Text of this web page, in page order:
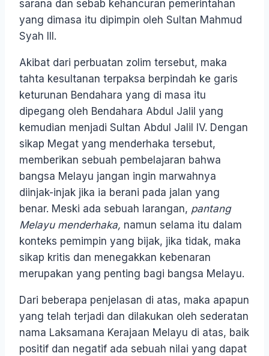
sarana dan sebab kehancuran pemerintahan
yang dimasa itu dipimpin oleh Sultan Mahmud
Syah III.
Akibat dari perbuatan zolim tersebut, maka
tahta kesultanan terpaksa berpindah ke garis
keturunan Bendahara yang di masa itu
dipegang oleh Bendahara Abdul Jalil yang
kemudian menjadi Sultan Abdul Jalil IV. Dengan
sikap Megat yang menderhaka tersebut,
memberikan sebuah pembelajaran bahwa
bangsa Melayu jangan ingin marwahnya
diinjak-injak jika ia berani pada jalan yang
benar. Meski ada sebuah larangan, pantang
Melayu menderhaka, namun selama itu dalam
konteks pemimpin yang bijak, jika tidak, maka
sikap kritis dan menegakkan kebenaran
merupakan yang penting bagi bangsa Melayu.
Dari beberapa penjelasan di atas, maka apapun
yang telah terjadi dan dilakukan oleh sederatan
nama Laksamana Kerajaan Melayu di atas, baik
positif dan negatif ada sebuah nilai yang dapat